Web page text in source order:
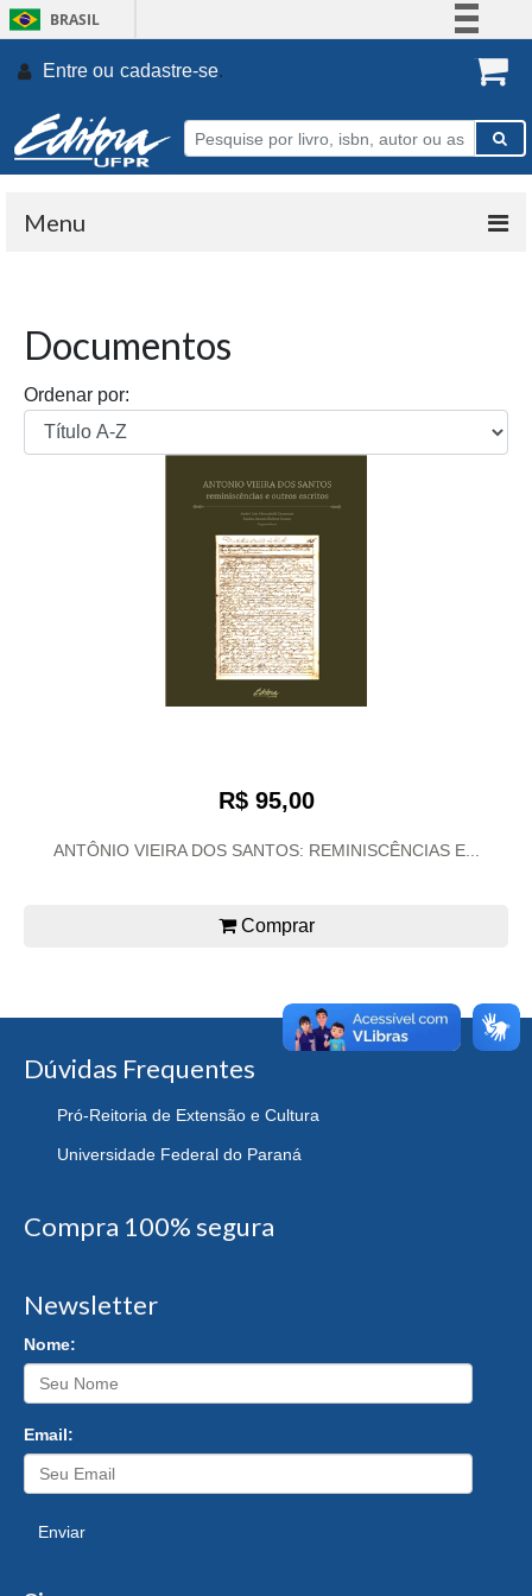
BRASIL
Participe
Entre ou cadastre-se.
Menu
Documentos
Ordenar por:
R$ 95,00
ANTÔNIO VIEIRA DOS SANTOS: REMINISCÊNCIAS E...
Comprar
Dúvidas Frequentes
Pró-Reitoria de Extensão e Cultura
Universidade Federal do Paraná
Compra 100% segura
Newsletter
Nome:
Email:
Enviar